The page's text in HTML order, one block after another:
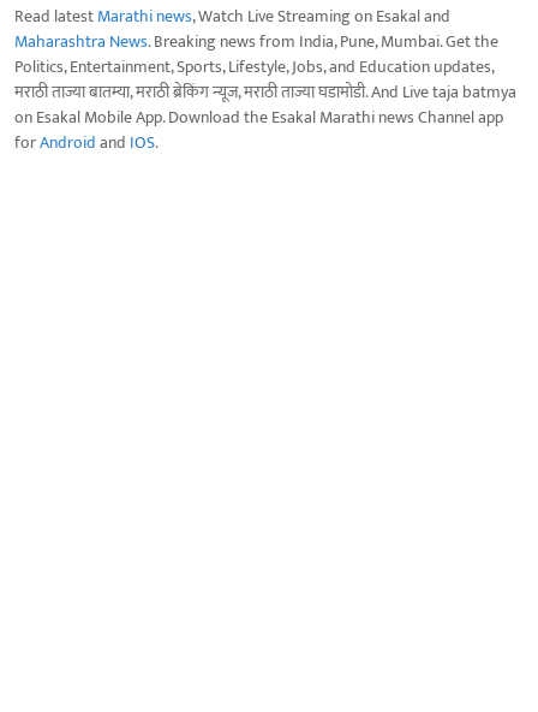
Read latestMarathi news, Watch Live Streaming on Esakal and
Maharashtra News. Breaking news from India, Pune, Mumbai. Get the
Politics, Entertainment, Sports, Lifestyle, Jobs, and Education updates,
मराठी ताज्या बातम्या, मराठी ब्रेकिंग न्यूज, मराठी ताज्या घडामोडी. And Live taja batmya
on Esakal Mobile App. Download the Esakal Marathi news Channel app
forAndroidand IOS.